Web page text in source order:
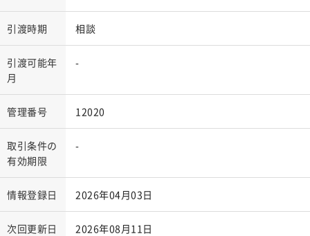
引渡時期 相談
引渡可能年
月
-
管理番号 12020
取引条件の
有効期限
-
情報登録日 2026年04月03日
次回更新日 2026年08月11日